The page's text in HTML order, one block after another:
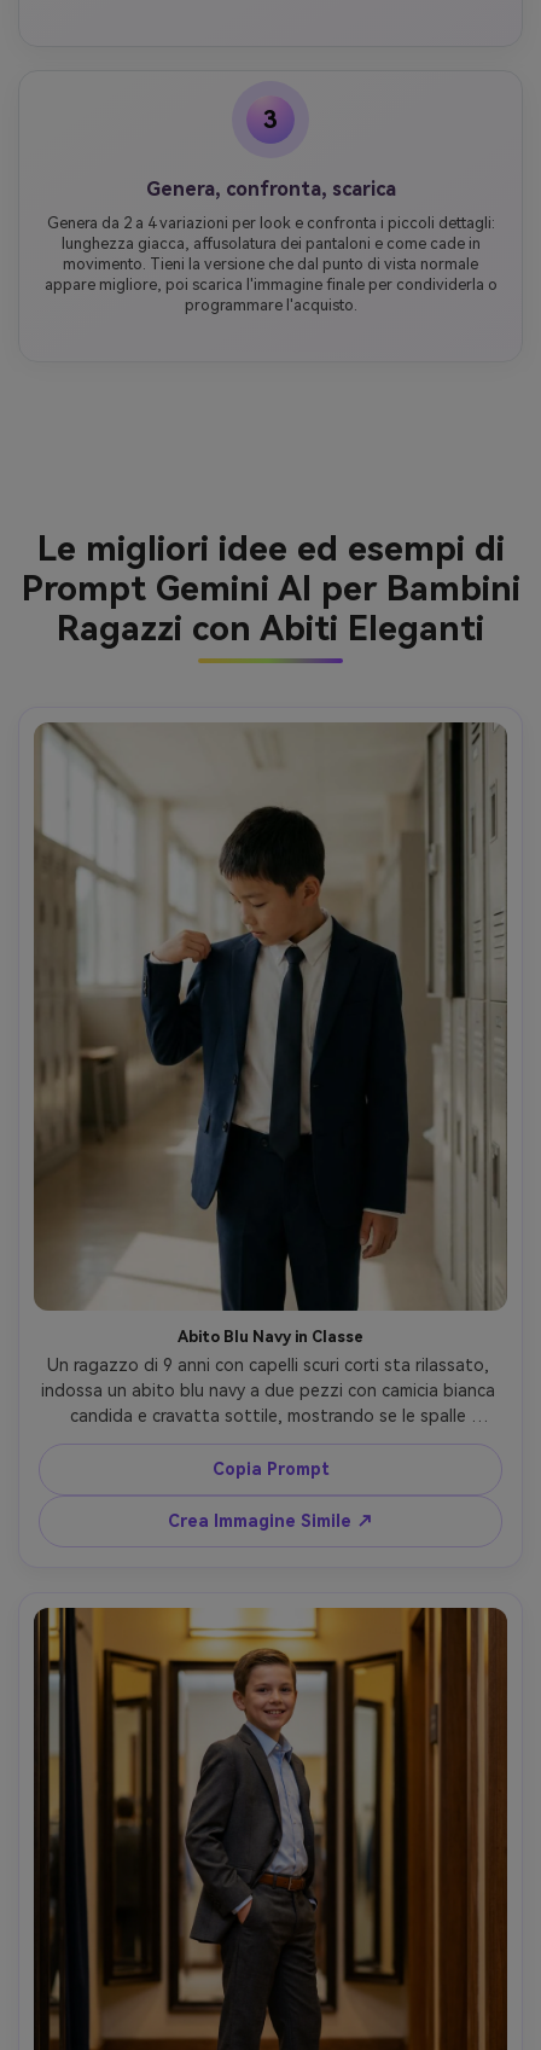
3
Genera, confronta, scarica
Genera da 2 a 4 variazioni per look e confronta i piccoli dettagli:
lunghezza giacca, affusolatura dei pantaloni e come cade in
movimento. Tieni la versione che dal punto di vista normale
appare migliore, poi scarica l'immagine finale per condividerla o
programmare l'acquisto.
Le migliori idee ed esempi di
Prompt Gemini AI per Bambini
Ragazzi con Abiti Eleganti
Abito Blu Navy in Classe
Un ragazzo di 9 anni con capelli scuri corti sta rilassato,
indossa un abito blu navy a due pezzi con camicia bianca
candida e cravatta sottile, mostrando se le spalle
vestono correttamente sulle tue spalle e come si
appoggia l'orlo sulla tua figura; sfondo: luminoso
corridoio scolastico con armadietti, luce morbida dalla
finestra, Sony A7IV 50mm, inquadratura a mezzo busto,
ombre naturali, texture fotorealistica della pelle, color
Copia Prompt
Crea Immagine Simile ↗